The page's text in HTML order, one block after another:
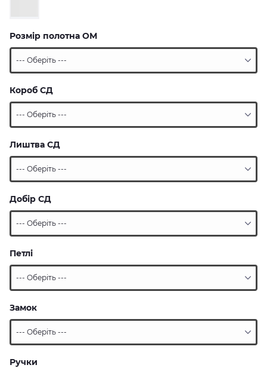
Розмір полотна ОМ
Короб СД
Лиштва СД
Добір СД
Петлі
Замок
Ручки